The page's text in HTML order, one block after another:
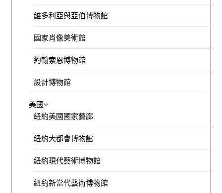
維多利亞與亞伯博物館
國家肖像美術館
約翰索恩博物館
設計博物館
美國
紐約美國國家藝廊
紐約大都會博物館
紐約現代藝術博物館
紐約新當代藝術博物館